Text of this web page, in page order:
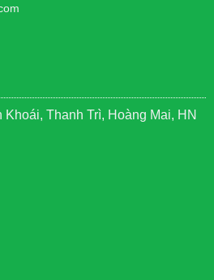
Thanh Trì, Hoàng Mai, HN